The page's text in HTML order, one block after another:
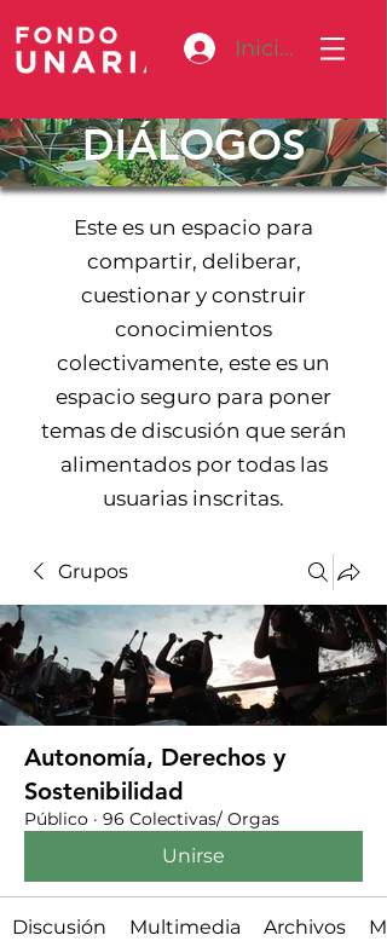
Iniciar sesión
DIÁLOGOS
Este es un espacio para
compartir, deliberar,
cuestionar y construir
conocimientos
colectivamente, este es un
espacio seguro para poner
temas de discusión que serán
alimentados por todas las
usuarias inscritas.
Grupos
Autonomía, Derechos y
Sostenibilidad
Público · 96 Colectivas/ Orgas
Unirse
Discusión Multimedia Archivos